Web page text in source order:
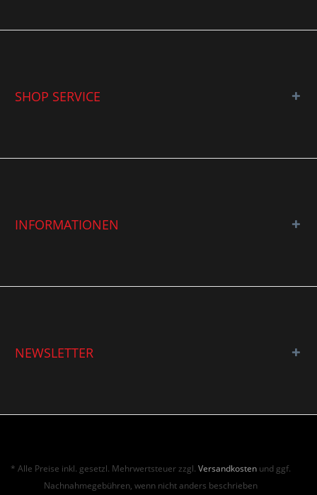
SHOP SERVICE
INFORMATIONEN
NEWSLETTER
* Alle Preise inkl. gesetzl. Mehrwertsteuer zzgl.Versandkosten und ggf.
Nachnahmegebühren, wenn nicht anders beschrieben